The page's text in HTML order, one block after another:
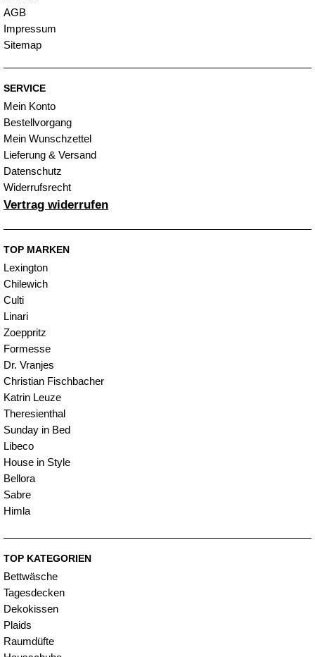
AGB
Impressum
Sitemap
SERVICE
Mein Konto
Bestellvorgang
Mein Wunschzettel
Lieferung & Versand
Datenschutz
Widerrufsrecht
Vertrag widerrufen
TOP MARKEN
Lexington
Chilewich
Culti
Linari
Zoeppritz
Formesse
Dr. Vranjes
Christian Fischbacher
Katrin Leuze
Theresienthal
Sunday in Bed
Libeco
House in Style
Bellora
Sabre
Himla
TOP KATEGORIEN
Bettwäsche
Tagesdecken
Dekokissen
Plaids
Raumdüfte